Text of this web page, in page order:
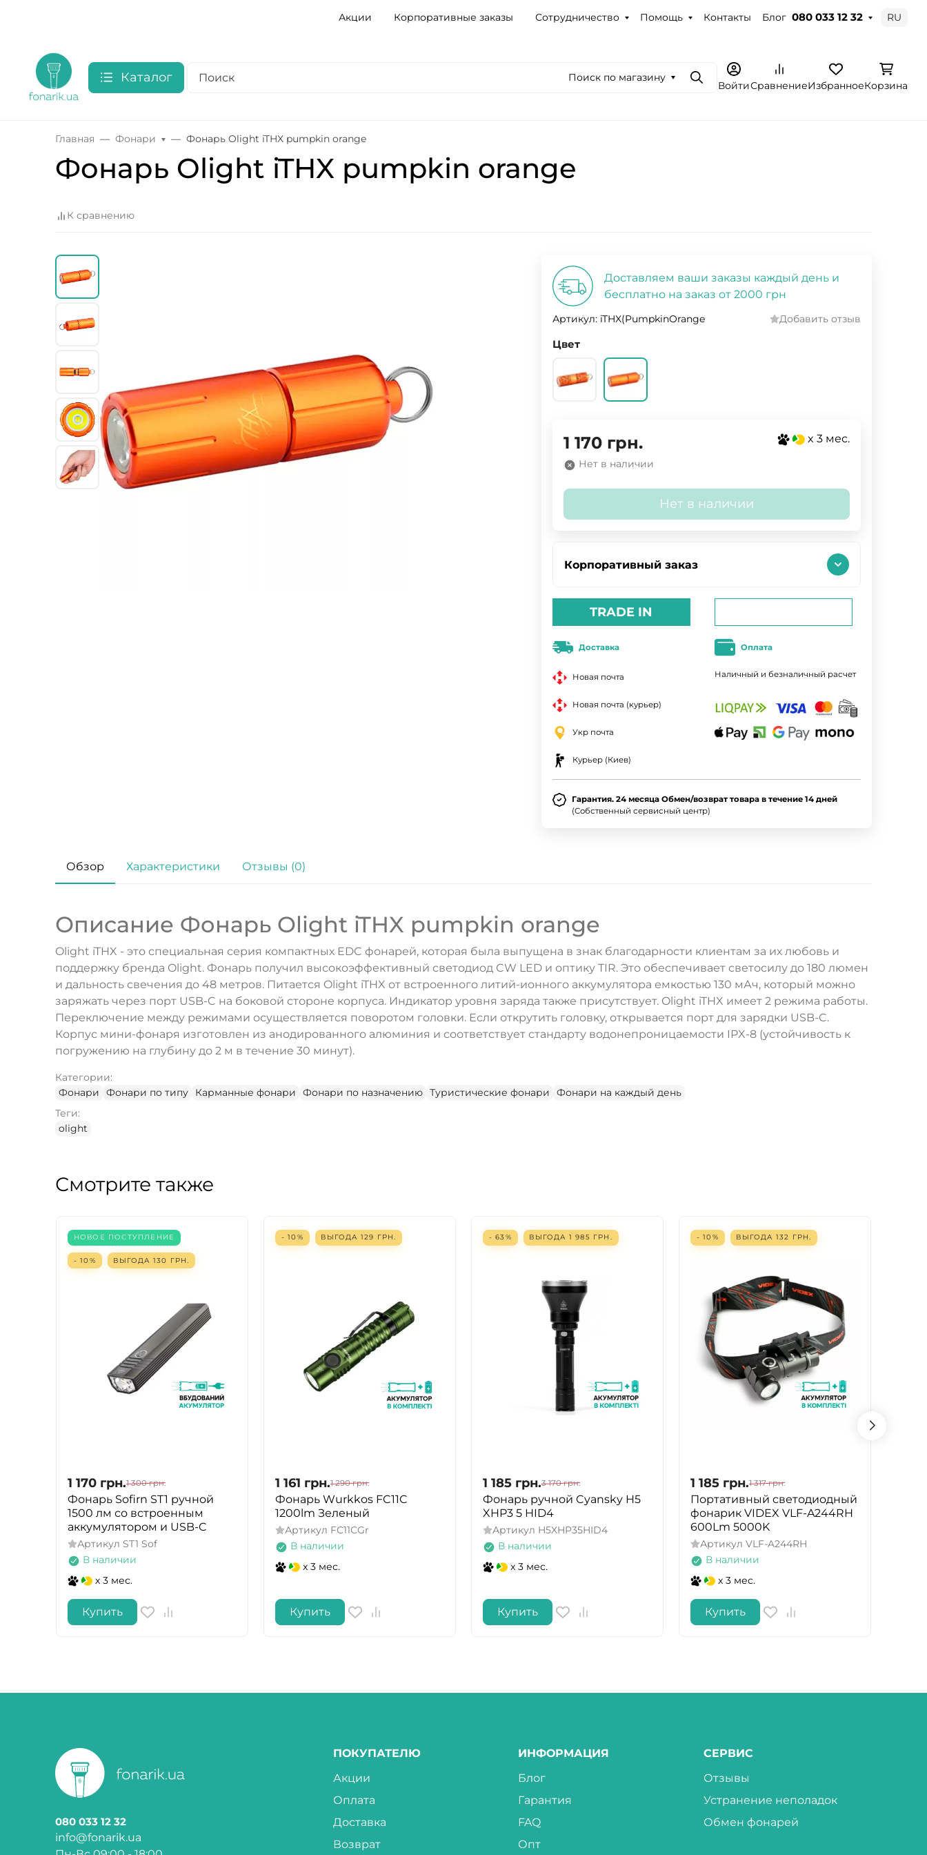
Акции Корпоративные заказы Сотрудничество Помощь Контакты Блог 080 033 12 32 RU
Каталог Поиск по магазину
ПоискВойтиСравнениеИзбранноеКорзина
Главная Фонари Фонарь Olight iTHX pumpkin orange
Фонарь Olight iTHX pumpkin orange
К сравнению
Доставляем ваши заказы каждый день и
бесплатно на заказ от 2000 грн
Артикул: iTHX(PumpkinOrange Добавить отзыв
Цвет
1 170 грн. x 3 мес.
Нет в наличии
Нет в наличии
Корпоративный заказ
TRADE IN
Доставка
Новая почта
Новая почта (курьер)
Укр почта
Курьер (Киев)
Оплата
Наличный и безналичный расчет
Гарантия. 24 месяца Обмен/возврат товара в течение 14 дней
(Собственный сервисный центр)
Обзор Характеристики Отзывы (0)
Описание Фонарь Olight iTHX pumpkin orange
Olight iTHX - это специальная серия компактных EDC фонарей, которая была выпущена в знак благодарности клиентам за их любовь и
поддержку бренда Olight. Фонарь получил высокоэффективный светодиод CW LED и оптику TIR. Это обеспечивает светосилу до 180 люмен
и дальность свечения до 48 метров. Питается Olight iTHX от встроенного литий-ионного аккумулятора емкостью 130 мАч, который можно
заряжать через порт USB-C на боковой стороне корпуса. Индикатор уровня заряда также присутствует. Olight iTHX имеет 2 режима работы.
Переключение между режимами осуществляется поворотом головки. Если открутить головку, открывается порт для зарядки USB-C.
Корпус мини-фонаря изготовлен из анодированного алюминия и соответствует стандарту водонепроницаемости IPX-8 (устойчивость к
погружению на глубину до 2 м в течение 30 минут).
Категории:
Фонари
Фонари по типу Карманные фонари Фонари по назначению Туристические фонари
Фонари на каждый день
Теги:
olight
Смотрите также
НОВОЕ ПОСТУПЛЕНИЕ
- 10% ВЫГОДА 130 ГРН.
1 170 грн.1 300 грн.
Фонарь Sofirn ST1 ручной
1500 лм со встроенным
аккумулятором и USB-C
Артикул ST1 Sof
В наличии
x 3 мес.
Купить
- 10% ВЫГОДА 129 ГРН.
1 161 грн.1 290 грн.
Фонарь Wurkkos FC11C
1200lm Зеленый
Артикул FC11CGr
В наличии
x 3 мес.
Купить
- 63% ВЫГОДА 1 985 ГРН.
1 185 грн.3 170 грн.
Фонарь ручной Cyansky H5
XHP3 5 HID4
Артикул H5XHP35HID4
В наличии
x 3 мес.
Купить
- 10% ВЫГОДА 132 ГРН.
1 185 грн.1 317 грн.
Портативный светодиодный
фонарик VIDEX VLF-A244RH
600Lm 5000K
Артикул VLF-A244RH
В наличии
x 3 мес.
Купить
080 033 12 32
info@fonarik.ua
ПОКУПАТЕЛЮ
Акции
Оплата
Доставка
Возврат
ИНФОРМАЦИЯ
Блог
Гарантия
FAQ
Опт
СЕРВИС
Отзывы
Устранение неполадок
Обмен фонарей